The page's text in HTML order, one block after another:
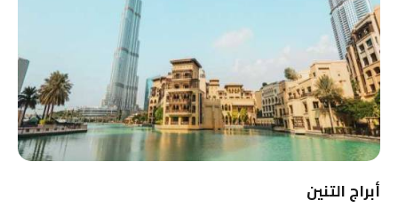
أبراج التنين